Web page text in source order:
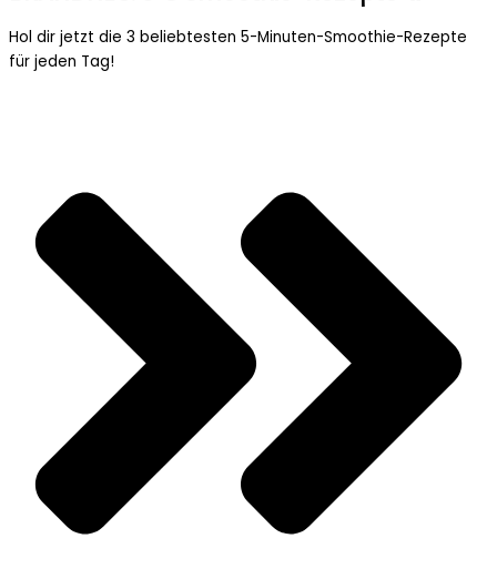
Hol dir jetzt die 3 beliebtesten 5-Minuten-Smoothie-Rezepte
für jeden Tag!